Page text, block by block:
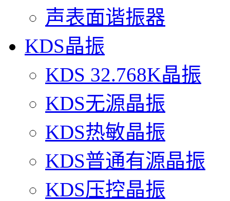
声表面谐振器
KDS晶振
KDS 32.768K晶振
KDS无源晶振
KDS热敏晶振
KDS普通有源晶振
KDS压控晶振